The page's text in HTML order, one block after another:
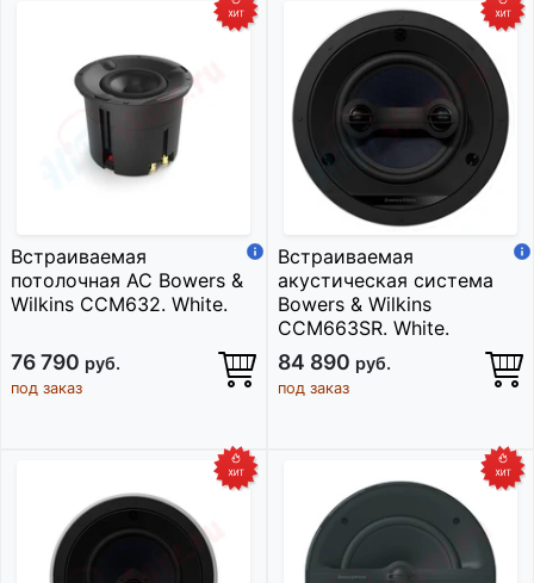
Встраиваемая
потолочная АС Bowers &
Wilkins CCM632. White.
76 790 руб.
под заказ
Встраиваемая
акустическая система
Bowers & Wilkins
CCM663SR. White.
84 890 руб.
под заказ